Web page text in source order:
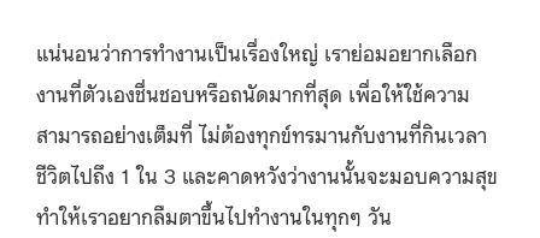
แน่นอนว่าการทำงานเป็นเรื่องใหญ่ เราย่อมอยากเลือก
งานที่ตัวเองชื่นชอบหรือถนัดมากที่สุด เพื่อให้ใช้ความ
สามารถอย่างเต็มที่ ไม่ต้องทุกข์ทรมานกับงานที่กินเวลา
ชีวิตไปถึง 1 ใน 3 และคาดหวังว่างานนั้นจะมอบความสุข
ทำให้เราอยากลืมตาขึ้นไปทำงานในทุกๆ วัน